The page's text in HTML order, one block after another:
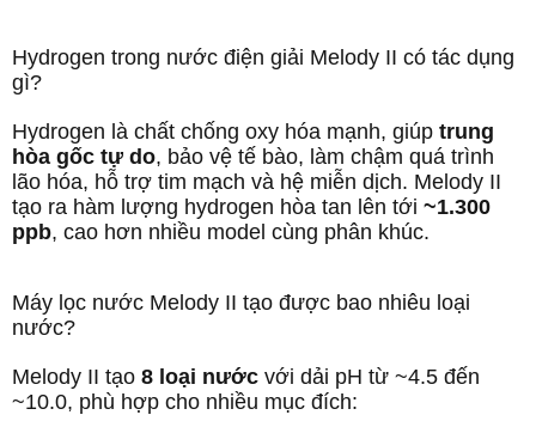
Hydrogen trong nước điện giải Melody II có tác dụng
gì?
Hydrogen là chất chống oxy hóa mạnh, giúp trung
hòa gốc tự do, bảo vệ tế bào, làm chậm quá trình
lão hóa, hỗ trợ tim mạch và hệ miễn dịch. Melody II
tạo ra hàm lượng hydrogen hòa tan lên tới ~1.300
ppb, cao hơn nhiều model cùng phân khúc.
Máy lọc nước Melody II tạo được bao nhiêu loại
nước?
Melody II tạo 8 loại nước với dải pH từ ~4.5 đến
~10.0, phù hợp cho nhiều mục đích: